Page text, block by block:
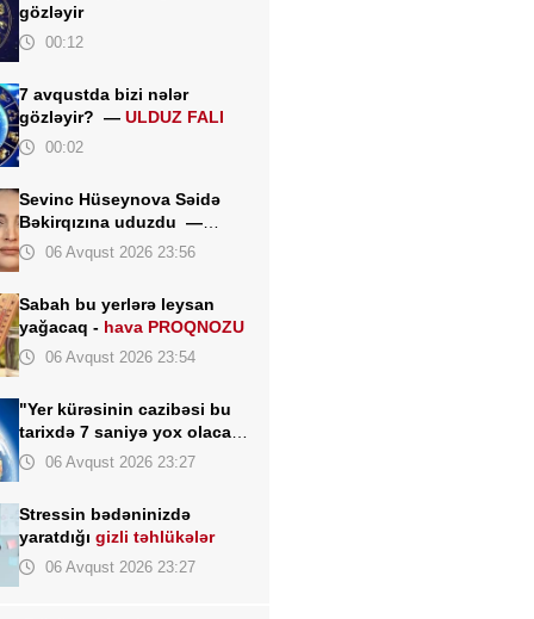
gözləyir
00:12
7 avqustda bizi nələr
gözləyir? —ULDUZ FALI
00:02
Sevinc Hüseynova Səidə
Bəkirqızına uduzdu —
Məhkəmə rədd etdi
06 Avqust 2026 23:56
Sabah bu yerlərə leysan
yağacaq - hava PROQNOZU
06 Avqust 2026 23:54
"Yer kürəsinin cazibəsi bu
tarixdə 7 saniyə yox olacaq"
- İddia06 Avqust 2026 23:27
Stressin bədəninizdə
yaratdığı gizli təhlükələr
06 Avqust 2026 23:27